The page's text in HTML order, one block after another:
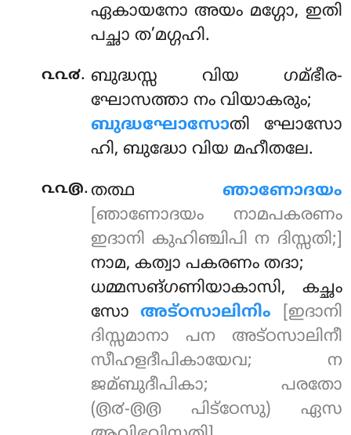
ഏകായനോ അയം മഗ്ഗോ, ഇതി
പച്ഛാ ത’മഗ്ഗഹി.
൨൨൪. ബുദ്ധസ്സ വിയ ഗമ്ഭീര-
ഘോസത്താ നം വിയാകരും;
ബുദ്ധഘോസോതി ഘോസോ
ഹി, ബുദ്ധോ വിയ മഹീതലേ.
൨൨൫.തത്ഥ ഞാണോദയം
[ഞാണോദയം നാമപകരണം
ഇദാനി കുഹിഞ്ചിപി ന ദിസ്സതി;]
നാമ, കത്വാ പകരണം തദാ;
ധമ്മസങ്ഗണിയാകാസി, കച്ഛം
സോഅട്ഠസാലിനിം
[ഇദാനി
ദിസ്സമാനാ പന അട്ഠസാലിനീ
സീഹളദീപികായേവ; ന
ജമ്ബുദീപികാ; പരതോ
(൫൪-൫൫ പിട്ഠേസു) ഏസ